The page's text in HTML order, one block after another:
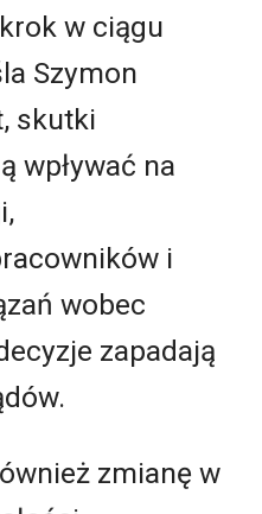
w ciągu
Szymon
skutki
wpływać na
i
wobec
zapadają
zmianę w